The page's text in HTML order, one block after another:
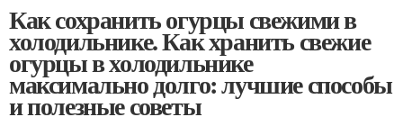
Как сохранить огурцы свежими в
холодильнике. Как хранить свежие
огурцы в холодильнике
максимально долго: лучшие способы
и полезные советы